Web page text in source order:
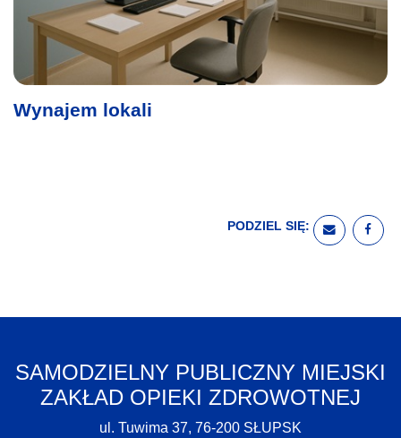
Wynajem lokali
PODZIEL SIĘ:
WYŚLIJ
SAMODZIELNY PUBLICZNY MIEJSKI
ZAKŁAD OPIEKI ZDROWOTNEJ
ul. Tuwima 37, 76-200 SŁUPSK